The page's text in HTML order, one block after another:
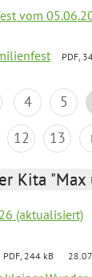
vom
PDF,
4 5
12 13
Kita
(aktualisiert)
PDF, 244 kB